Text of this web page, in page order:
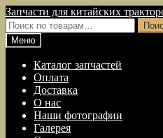
Перейти
к
навигации
Перейти
к
содержимому
Запчасти для китайских
Искать:
Меню
Каталог запчастей
Оплата
Доставка
О нас
Наши фотографии
Галерея